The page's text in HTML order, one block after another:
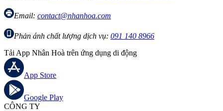
Email: contact@nhanhoa.com
Phản ánh chất lượng dịch vụ: 091 140 8966
Tải App Nhân Hoà trên ứng dụng di động
App Store
Google Play
CÔNG TY